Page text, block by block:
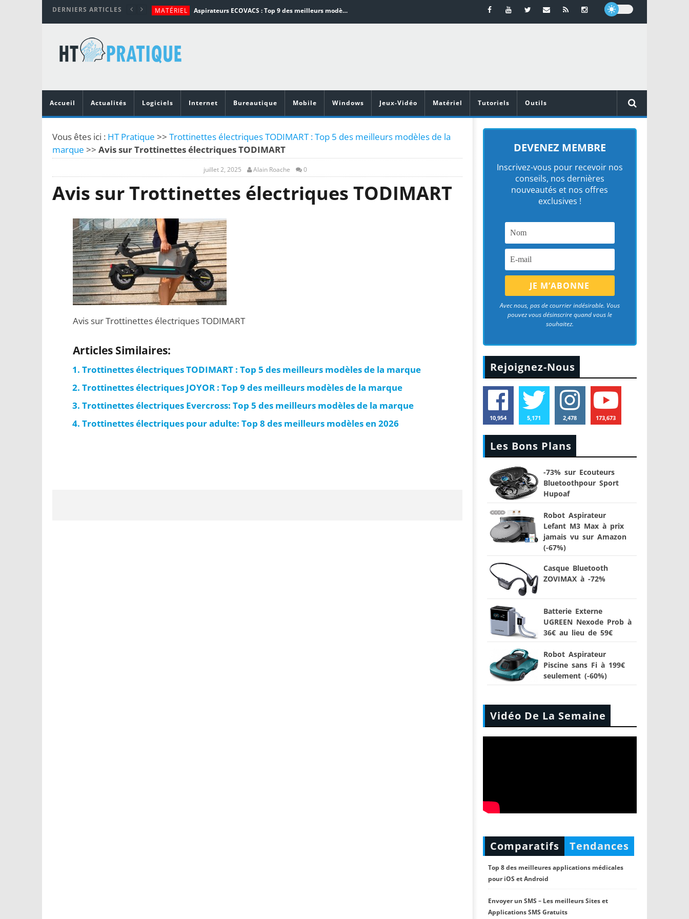
DERNIERS ARTICLES MATÉRIEL Aspirateurs ECOVACS : Top 9 des meilleurs modèles de la marque
MATÉRIEL
MOBILE
Top 10 des meilleurs jeux de cuisine pour Android
Accueil
Actualités Logiciels Internet Bureautique Mobile Windows Jeux-Vidéo Matériel Tutoriels Outils
Vous êtes ici : HT Pratique >> Trottinettes électriques TODIMART : Top 5 des meilleurs modèles de la
marque >> Avis sur Trottinettes électriques TODIMART
juillet 2, 2025 Alain Roache 0
Avis sur Trottinettes électriques TODIMART
Avis sur Trottinettes électriques TODIMART
Articles Similaires:
Trottinettes électriques TODIMART : Top 5 des meilleurs modèles de la marque
Trottinettes électriques JOYOR : Top 9 des meilleurs modèles de la marque
Trottinettes électriques Evercross: Top 5 des meilleurs modèles de la marque
Trottinettes électriques pour adulte: Top 8 des meilleurs modèles en 2026
DEVENEZ MEMBRE
Inscrivez-vous pour recevoir nos
conseils, nos dernières
nouveautés et nos offres
exclusives !
Avec nous, pas de courrier indésirable. Vous
pouvez vous désinscrire quand vous le
souhaitez.
Rejoignez-Nous
10,954 5,171 2,478 173,673
Les Bons Plans
-73% sur Ecouteurs
Bluetoothpour Sport
Hupoaf
Robot Aspirateur
Lefant M3 Max à prix
jamais vu sur Amazon
(-67%)
Casque Bluetooth
ZOVIMAX à -72%
Batterie Externe
UGREEN Nexode Prob à
36€ au lieu de 59€
Robot Aspirateur
Piscine sans Fi à 199€
seulement (-60%)
Vidéo De La Semaine
Comparatifs Tendances
Top 8 des meilleures applications médicales
pour iOS et Android
Envoyer un SMS – Les meilleurs Sites et
Applications SMS Gratuits